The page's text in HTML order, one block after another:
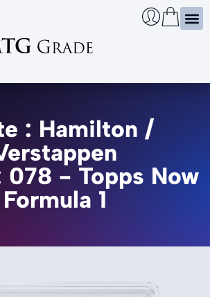
: Hamilton /
078 - Topps Now
Formula 1